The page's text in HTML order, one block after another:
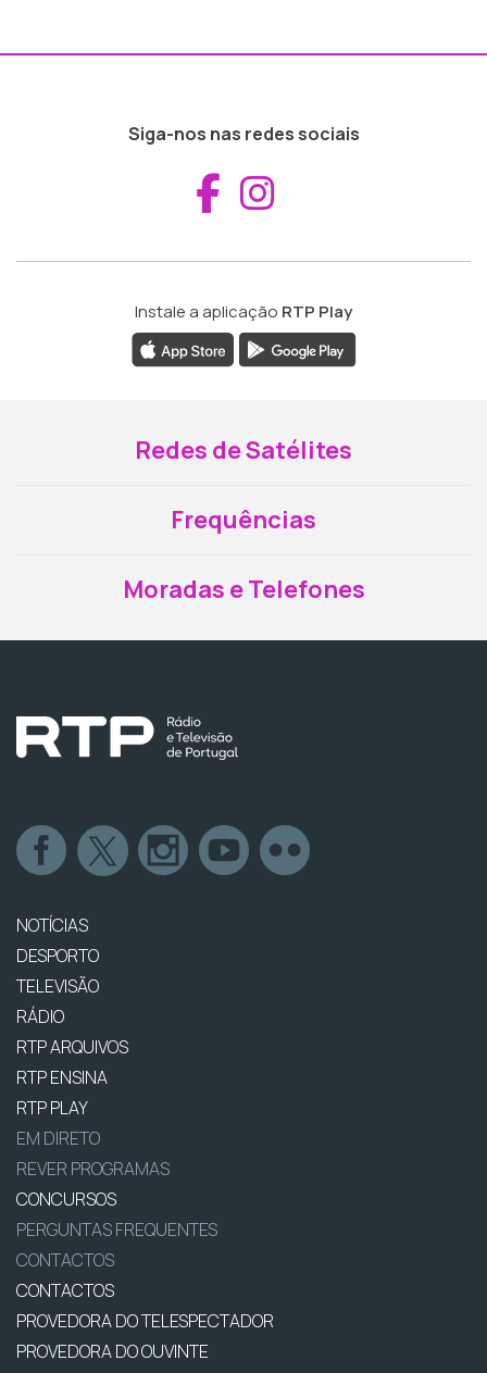
Siga-nos nas redes sociais
Aceder ao
Instale a aplicação RTP Play
Redes de Satélites
Frequências
Moradas e Telefones
NOTÍCIAS
DESPORTO
TELEVISÃO
RÁDIO
RTP ARQUIVOS
RTP ENSINA
RTP PLAY
EM DIRETO
REVER PROGRAMAS
CONCURSOS
PERGUNTAS FREQUENTES
CONTACTOS
CONTACTOS
PROVEDORA DO TELESPECTADOR
PROVEDORA DO OUVINTE